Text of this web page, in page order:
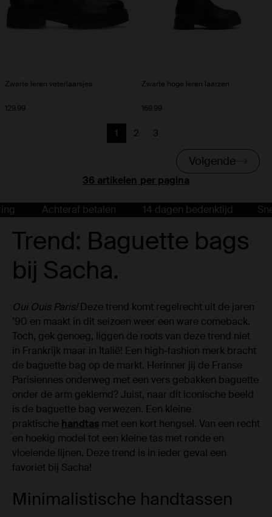
Zwarte leren veterlaarsjes
129.99
Zwarte hoge leren laarzen
169.99
per pagina
Huidige pagina
1
Vorige
2
Vorige
3
Volgende
Achteraf betalen 14 dagen bedenktijd Snelle
Trend: Baguette bags
bij Sacha.
Oui Ouis Paris!Deze trend komt regelrecht uit de jaren
’90 en maakt in dit seizoen weer een ware comeback.
Toch, gek genoeg, liggen de roots van deze trend niet
in Frankrijk maar in Italië! Een high-fashion merk bracht
de baguette bag op de markt. Herinner jij de Franse
Parisiennes onderweg met een vers gebakken baguette
onder de arm geklemd? Juist, naar dit iconische beeld
is de baguette bag verwezen. Een kleine
praktische handtas met een kort hengsel. Van een recht
en hoekig model tot een kleine tas met ronde en
vloeiende lijnen. Deze trend is in ieder geval een
favoriet bij Sacha!
Minimalistische handtassen